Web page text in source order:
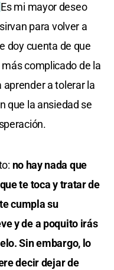
Es mi mayor deseo
para volver a
doy cuenta de que
complicado de la
aprender a tolerar la
que la ansiedad se
no hay nada que
te toca y tratar de
cumpla su
y de a poquito irás
Sin embargo, lo
decir dejar de